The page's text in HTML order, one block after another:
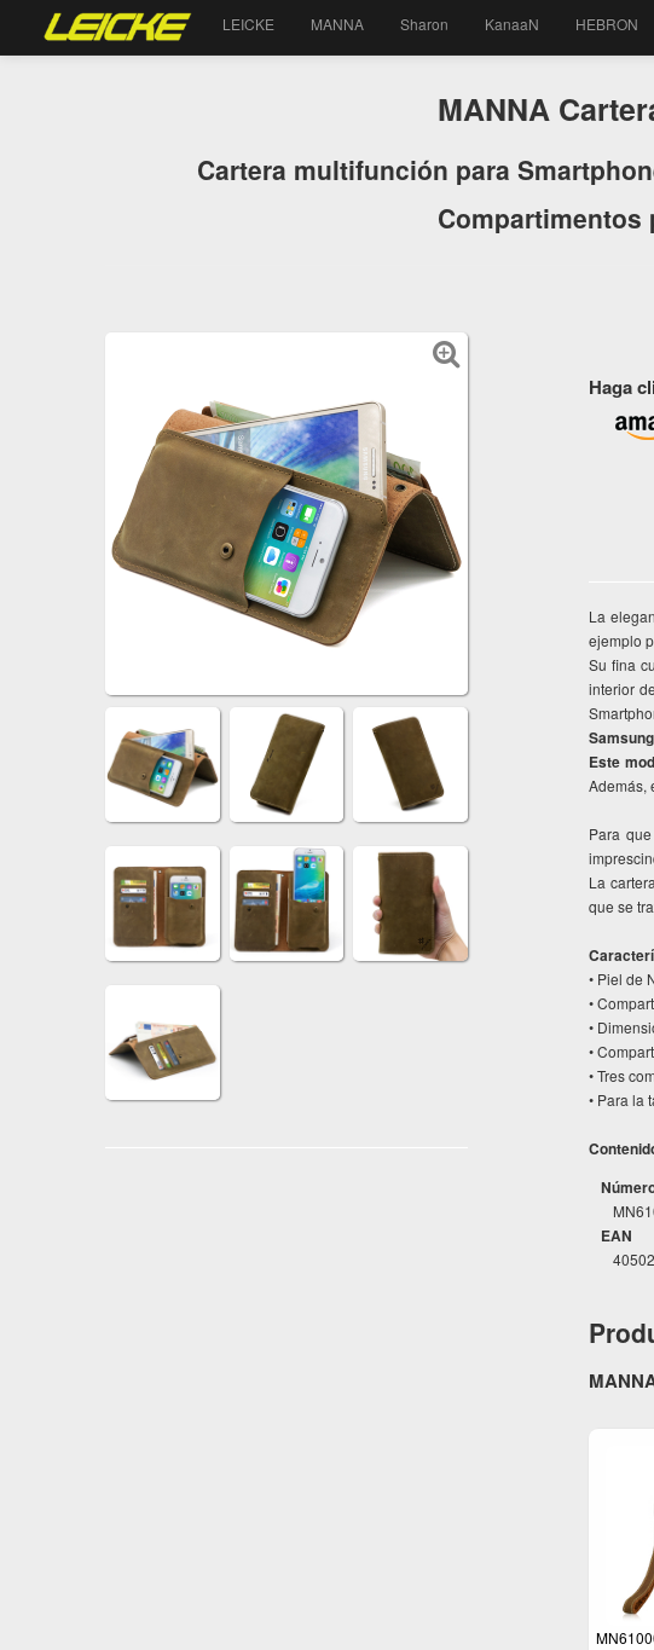
LEICKE MANNA Sharon KanaaN HEBRON
MANNA
Cartera multifunción para
Compartimentos
Haga
La
ejemplo
Su fina
interior
Este
Además,
Para
La
que se
• Piel de
•
•
•
• Tres
• Para la
EAN